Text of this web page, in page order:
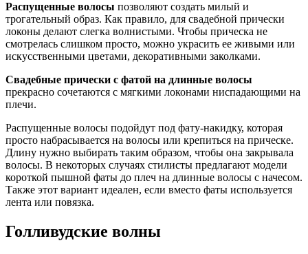
Распущенные волосы позволяют создать милый и
трогательный образ. Как правило, для свадебной прически
локоны делают слегка волнистыми. Чтобы прическа не
смотрелась слишком просто, можно украсить ее живыми или
искусственными цветами, декоративными заколками.
Свадебные прически с фатой на длинные волосы
прекрасно сочетаются с мягкими локонами ниспадающими на
плечи.
Распущенные волосы подойдут под фату-накидку, которая
просто набрасывается на волосы или крепиться на прическе.
Длину нужно выбирать таким образом, чтобы она закрывала
волосы. В некоторых случаях стилисты предлагают модели
короткой пышной фаты до плеч на длинные волосы с начесом.
Также этот вариант идеален, если вместо фаты используется
лента или повязка.
Голливудские волны